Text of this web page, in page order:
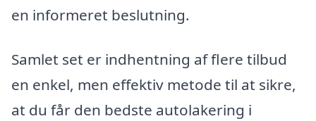
en informeret beslutning.
Samlet set er indhentning af flere tilbud
en enkel, men effektiv metode til at sikre,
at du får den bedste autolakering i